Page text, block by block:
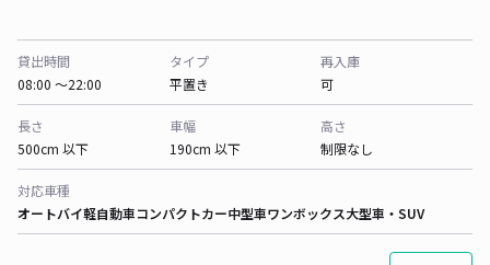
貸出時間
08:00 〜22:00
タイプ
平置き
再入庫
可
長さ
500cm 以下
車幅
190cm 以下
高さ
制限なし
対応車種
オートバイ軽自動車コンパクトカー中型車ワンボックス大型車・SUV